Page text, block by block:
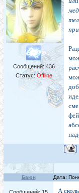
Сообщений: 436
Статус: Offline
Баюн Дата:
А